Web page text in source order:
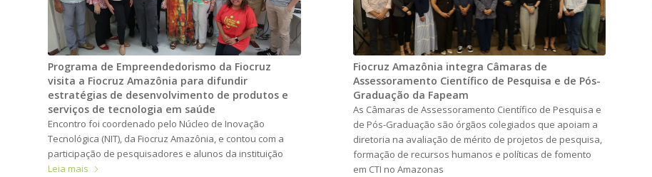
Programa de Empreendedorismo da Fiocruz
visita a Fiocruz Amazônia para difundir
estratégias de desenvolvimento de produtos e
serviços de tecnologia em saúde
Encontro foi coordenado pelo Núcleo de Inovação
Tecnológica (NIT), da Fiocruz Amazônia, e contou com a
participação de pesquisadores e alunos da instituição
Leia mais
Fiocruz Amazônia integra Câmaras de
Assessoramento Científico de Pesquisa e de Pós-
Graduação da Fapeam
As Câmaras de Assessoramento Científico de Pesquisa e
de Pós-Graduação são órgãos colegiados que apoiam a
diretoria na avaliação de mérito de projetos de pesquisa,
formação de recursos humanos e políticas de fomento
em CTI no Amazonas